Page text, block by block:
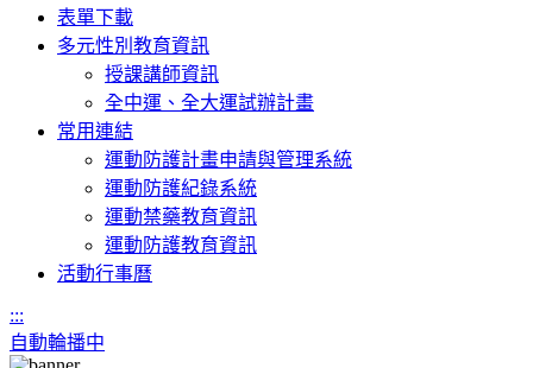
表單下載
多元性別教育資訊
授課講師資訊
全中運、全大運試辦計畫
常用連結
運動防護計畫申請與管理系統
運動防護紀錄系統
運動禁藥教育資訊
運動防護教育資訊
活動行事曆
:::
自動輪播中